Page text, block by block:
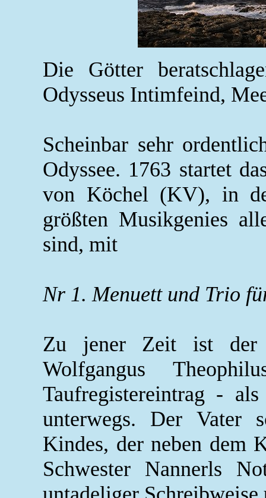
Die Götter
Odysseus Intimfeind,
Scheinbar sehr
Odyssee. 1763 startet
von Köchel (KV), in
größten Musikgenies
sind, mit
Nr 1. Menuett und Trio
Zu jener Zeit ist der
Wolfgangus
Taufregistereintrag -
unterwegs. Der Vater
Kindes, der neben dem
Schwester Nannerls